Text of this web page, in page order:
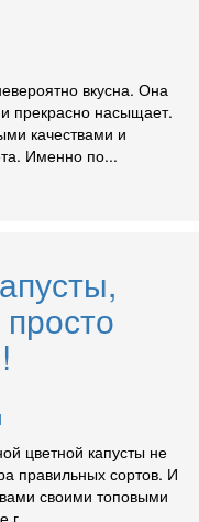
вкусна. Она
прекрасно насыщает.
качествами и
Именно по...
цветной капусты не
правильных сортов. И
своими топовыми